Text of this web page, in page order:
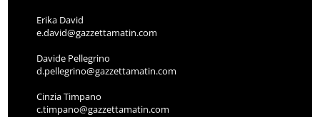
Erika David
e.david@gazzettamatin.com
Davide Pellegrino
d.pellegrino@gazzettamatin.com
Cinzia Timpano
c.timpano@gazzettamatin.com